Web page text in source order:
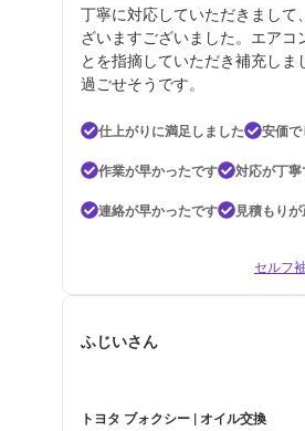
丁寧に対応していただきまして
ざいますございました。エアコ
とを指摘していただき補充しま
過ごせそうです。
仕上がりに満足しました
安価で
作業が早かったです
対応が丁寧
連絡が早かったです
見積もり
セルフ
ふじいさん
トヨタ ブォクシー | オイル交換